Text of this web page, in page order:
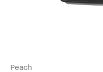
Peach